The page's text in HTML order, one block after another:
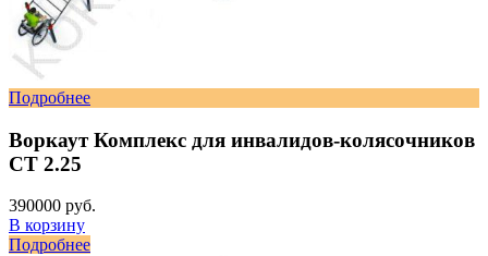
Подробнее
Воркаут Комплекс для инвалидов-колясочников
СТ 2.25
390000 руб.
В корзину
Подробнее